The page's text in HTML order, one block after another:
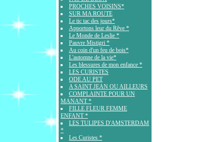
PROCHES VOISINS*
SUR MA ROUTE
Le tic tac des jours*
Apportons leur du Rêve *
Le Monde de Leslie *
Pauvre Mistigri *
Au coin d'un feu de bois*
L'automne de la vie*
Les blessures de mon enfance *
LES CURISTES
ODE AU PET
A SAINT JEAN OU AILLEURS
COMPLAINTE POUR UN
MANANT *
FILLE FLEUR FEMME
ENFANT *
LES TULIPES D'AMSTERDAM
*
Les Curistes *